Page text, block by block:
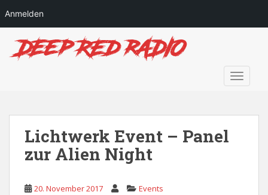
Anmelden
Lichtwerk Event – Panel
zur Alien Night
20. November 2017 Events